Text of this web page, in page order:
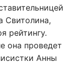
Свитолина,
рейтингу.
она проведет
Анны